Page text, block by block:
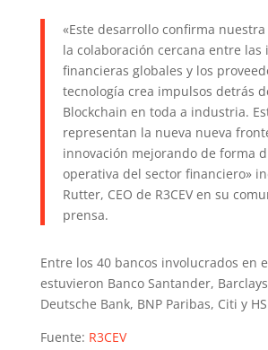
«Este desarrollo confirma
la colaboración cercana entre las
financieras globales y los
tecnología crea impulsos detrás
Blockchain en toda a industria.
representan la nueva nueva
innovación mejorando de forma
operativa del sector financiero»
Rutter, CEO de R3CEV en su
prensa.
Entre los 40 bancos involucrados en
estuvieron Banco Santander,
Deutsche Bank, BNP Paribas, Citi y
Fuente: R3CEV